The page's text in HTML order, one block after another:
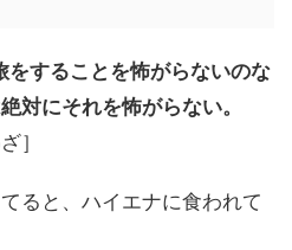
をすることを怖がらないのな
対にそれを怖がらない。
］
ると、ハイエナに食われて